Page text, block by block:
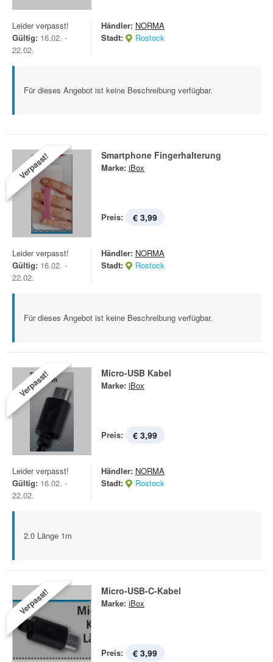
Leider verpasst!
Gültig: 16.02. -
22.02.
Händler: NORMA
Stadt:
Rostock
Für dieses Angebot ist keine Beschreibung verfügbar.
Verpasst! Smartphone Fingerhalterung
Marke: iBox
Preis: € 3,99
Leider verpasst!
Gültig: 16.02. -
22.02.
Händler: NORMA
Stadt:
Rostock
Für dieses Angebot ist keine Beschreibung verfügbar.
Verpasst! Micro-USB Kabel
Marke: iBox
Preis: € 3,99
Leider verpasst!
Gültig: 16.02. -
22.02.
Händler: NORMA
Stadt:
Rostock
2.0 Länge 1m
Verpasst! Micro-USB-C-Kabel
Marke: iBox
Preis: € 3,99